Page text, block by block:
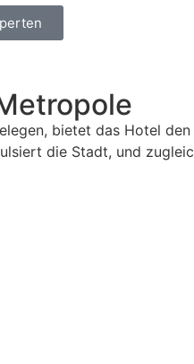
bietet das Hotel
die Stadt, und